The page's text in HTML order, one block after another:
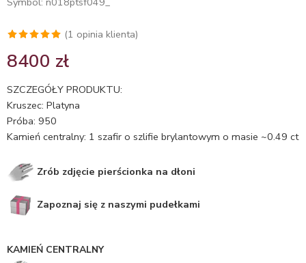
5.00na 5
oceny
(1 opinia klienta)
8400 zł
SZCZEGÓŁY PRODUKTU:
Kruszec: Platyna
Próba: 950
Kamień centralny: 1 szafir o szlifie brylantowym o masie ~0.49 ct
Zrób zdjęcie pierścionka na dłoni
Zapoznaj się z naszymi pudełkami
KAMIEŃ CENTRALNY